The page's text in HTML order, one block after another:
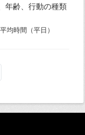
年齢、行動の種類
均時間（平日）